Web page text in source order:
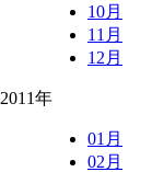
10月
11月
12月
2011年
01月
02月